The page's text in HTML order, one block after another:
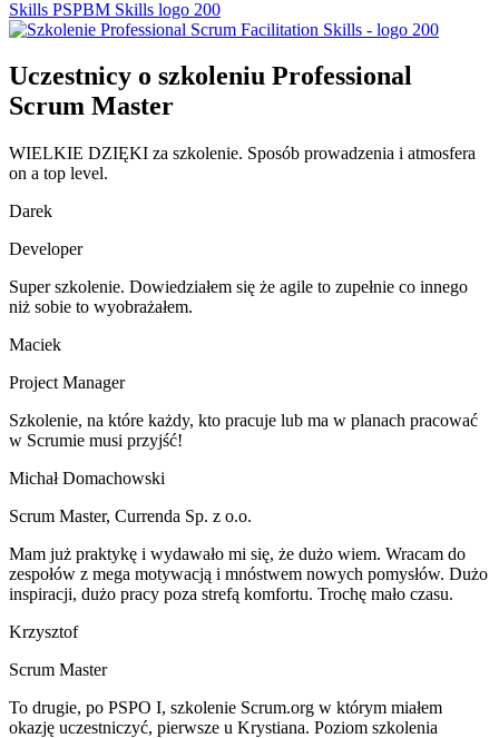
Uczestnicy o szkoleniu Professional
Scrum Master
WIELKIE DZIĘKI za szkolenie. Sposób prowadzenia i atmosfera
on a top level.
Darek
Developer
Super szkolenie. Dowiedziałem się że agile to zupełnie co innego
niż sobie to wyobrażałem.
Maciek
Project Manager
Szkolenie, na które każdy, kto pracuje lub ma w planach pracować
w Scrumie musi przyjść!
Michał Domachowski
Scrum Master, Currenda Sp. z o.o.
Mam już praktykę i wydawało mi się, że dużo wiem. Wracam do
zespołów z mega motywacją i mnóstwem nowych pomysłów. Dużo
inspiracji, dużo pracy poza strefą komfortu. Trochę mało czasu.
Krzysztof
Scrum Master
To drugie, po PSPO I, szkolenie Scrum.org w którym miałem
okazję uczestniczyć, pierwsze u Krystiana. Poziom szkolenia